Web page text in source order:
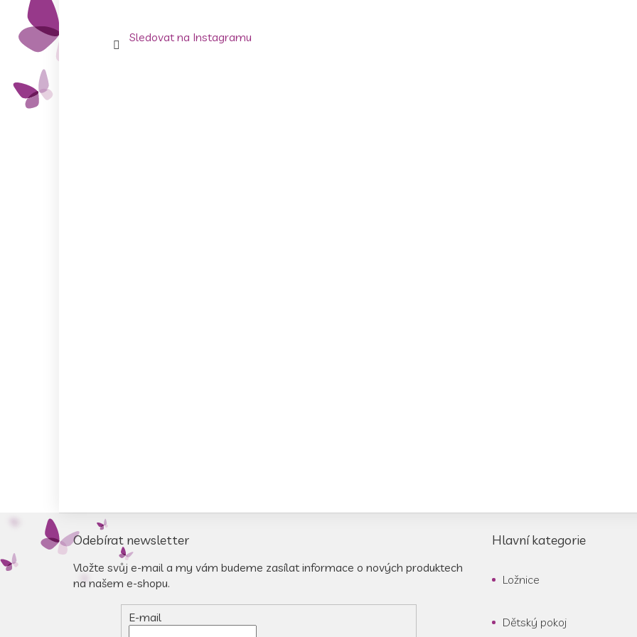
Sledovat na Instagramu
a
Odebírat newsletter
Vložte svůj e-mail a my vám budeme zasílat informace o nových produktech
na našem e-shopu.
E-mail
Hlavní kategorie
Ložnice
Dětský pokoj